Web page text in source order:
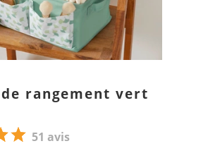
rangement vert
51 avis